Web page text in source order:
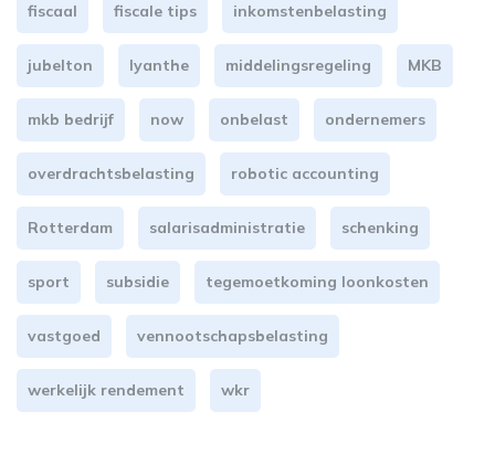
fiscaal fiscale tips inkomstenbelasting
jubelton lyanthe middelingsregeling MKB
mkb bedrijf now onbelast ondernemers
overdrachtsbelasting robotic accounting
Rotterdam salarisadministratie schenking
sport subsidie tegemoetkoming loonkosten
vastgoed vennootschapsbelasting
werkelijk rendement wkr